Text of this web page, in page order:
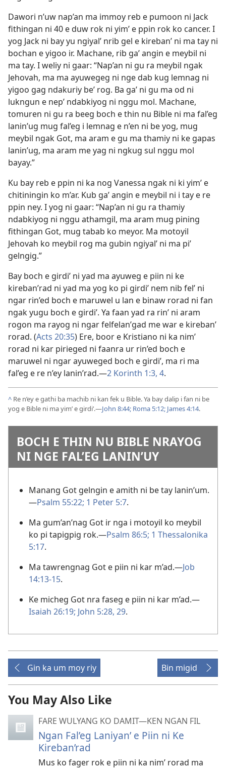
Dawori n’uw nap’an ma immoy reb e pumoon ni Jack
fithingan ni 40 e duw rok ni yim’ e ppin rok ko cancer. I
yog Jack ni bay yu ngiyal’ nrib gel e kireban’ ni ma tay ni
bochan e yigoo ir. Machane, rib ga’ angin e meybil ni
ma tay. I weliy ni gaar: “Nap’an ni gu ra meybil ngak
Jehovah, ma ma ayuwegeg ni nge dab kug lemnag ni
yigoo gag ndakuriy be’ rog. Ba ga’ ni gu ma od ni
lukngun e nep’ ndabkiyog ni nggu mol. Machane,
tomuren ni gu ra beeg boch e thin nu Bible ni ma fal’eg
lanin’ug mug fal’eg i lemnag e n’en ni be yog, mug
meybil ngak Got, ma aram e gu ma thamiy ni ke gapas
lanin’ug, ma aram me yag ni ngkug sul nggu mol
bayay.”
Ku bay reb e ppin ni ka nog Vanessa ngak ni ki yim’ e
chitiningin ko m’ar. Kub ga’ angin e meybil ni i tay e re
ppin ney. I yog ni gaar: “Nap’an ni gu ra thamiy
ndabkiyog ni nggu athamgil, ma aram mug pining
fithingan Got, mug tabab ko meyor. Ma motoyil
Jehovah ko meybil rog ma gubin ngiyal’ ni ma pi’
gelngig.”
Bay boch e girdi’ ni yad ma ayuweg e piin ni ke
kireban’rad ni yad ma yog ko pi girdi’ nem nib fel’ ni
ngar rin’ed boch e maruwel u lan e binaw rorad ni fan
ngak yugu boch e girdi’. Ya faan yad ra rin’ ni aram
rogon ma rayog ni ngar felfelan’gad me war e kireban’
rorad. (Acts 20:35) Ere, boor e Kristiano ni ka nim’
rorad ni kar pirieged ni faanra ur rin’ed boch e
maruwel ni ngar ayuweged boch e girdi’, ma ri ma
fal’eg e re n’ey lanin’rad.​—2 Korinth 1:3, 4.
^ Re n’ey e gathi ba machib ni kan fek u Bible. Ya bay dalip i fan ni be
yog e Bible ni ma yim’ e girdi’.​—John 8:44; Roma 5:12; James 4:14.
BOCH E THIN NU BIBLE NRAYOG
NI NGE FAL’EG LANIN’UY
Manang Got gelngin e amith ni be tay lanin’um.​
—Psalm 55:22; 1 Peter 5:7.
Ma gum’an’nag Got ir nga i motoyil ko meybil
ko pi tapigpig rok.​—Psalm 86:5; 1 Thessalonika
5:17.
Ma tawrengnag Got e piin ni kar m’ad.​—Job
14:13-15.
Ke micheg Got nra faseg e piin ni kar m’ad.​—
Isaiah 26:19; John 5:28, 29.
Gin ka um moy riy Bin migid
You May Also Like
FARE WULYANG KO DAMIT—KEN NGAN FIL
Ngan Fal’eg Laniyan’ e Piin ni Ke
Kireban’rad
Mus ko fager rok e piin ni ka nim’ rorad ma